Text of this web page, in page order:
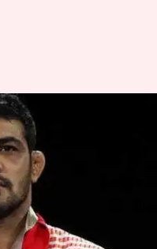
வீரர்
ஜாமீனை
2025